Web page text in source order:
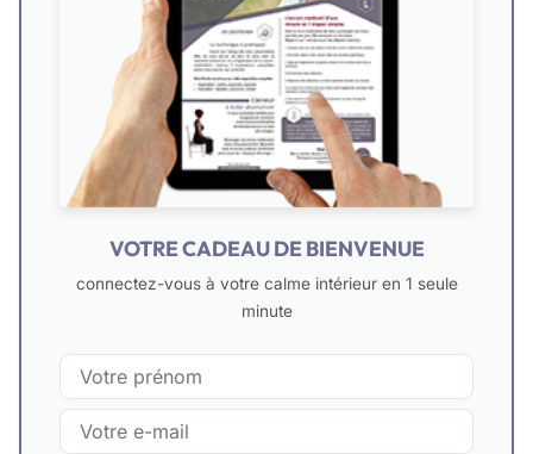
VOTRE CADEAU DE BIENVENUE
connectez-vous à votre calme intérieur en 1 seule
minute